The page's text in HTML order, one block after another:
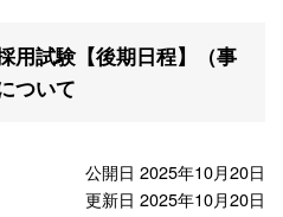
用試験【後期日程】（事
ついて
公開日 2025年10月20日
更新日 2025年10月20日